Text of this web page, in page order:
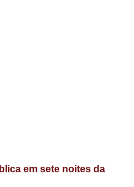
em sete noites da